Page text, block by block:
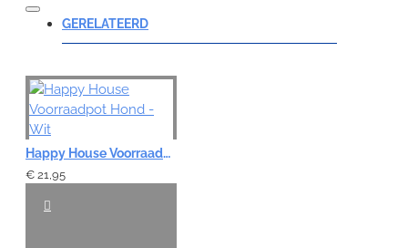
Opmerking:
Note:
Waardering:
Slecht
GERELATEERD
Happy House Voorraadpot Hond - Wit
€ 21,95